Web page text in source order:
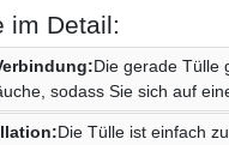
im Detail:
Die gerade Tülle
sodass Sie sich auf
Die Tülle ist einfach